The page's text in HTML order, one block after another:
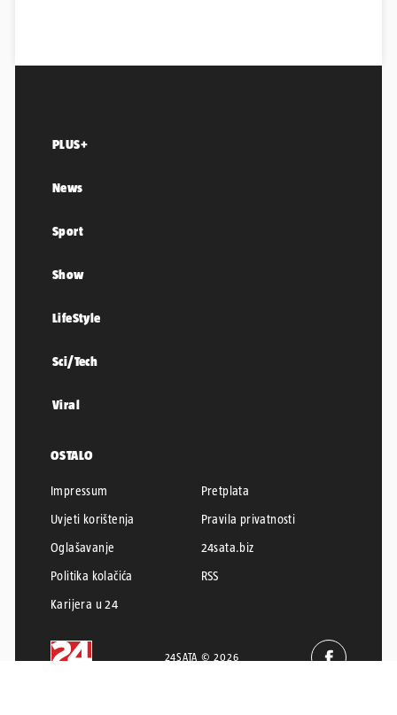
PLUS+
News
Sport
Show
LifeStyle
Sci/Tech
Viral
OSTALO
Impressum
Pretplata
Uvjeti korištenja
Pravila privatnosti
Oglašavanje
24sata.biz
Politika kolačića
RSS
Karijera u 24
24SATA © 2026